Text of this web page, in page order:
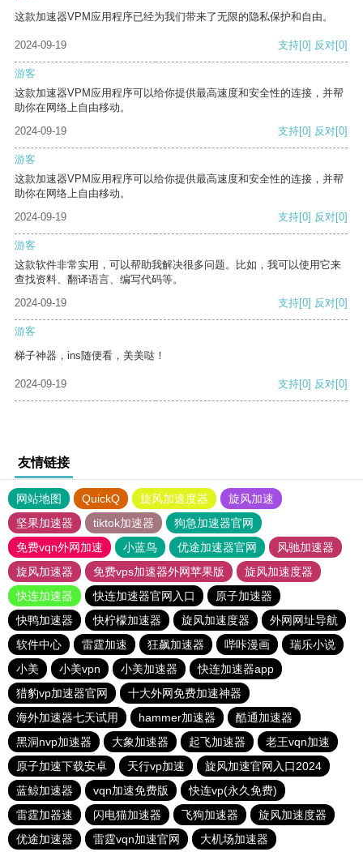
这款加速器VPM应用程序已经为我们带来了无限的隐私保护和自由。
2024-09-19 支持[0] 反对[0]
游客
这款加速器VPM应用程序可以给你提供最高速度和安全性的连接，并帮
助你在网络上自由移动。
2024-09-19
支持[0] 反对[0]
游客
这款加速器VPM应用程序可以给你提供最高速度和安全性的连接，并帮
助你在网络上自由移动。
2024-09-19
支持[0] 反对[0]
游客
这款软件非常实用，可以帮助我解决很多问题。比如，我可以使用它来
查找资料、翻译语言、编写代码等。
2024-09-19
支持[0] 反对[0]
游客
梯子神器，ins随便看，美美哒！
2024-09-19 支持[0] 反对[0]
友情链接
网站地图 QuickQ 旋风加速度器
旋风加速
坚果加速器
tiktok加速器
狗急加速器官网
免费vqn外网加速
小蓝鸟 优途加速器官网
风驰加速器
旋风加速器
免费vps加速器外网苹果版
旋风加速度器
快连加速器
快连加速器官网入口
原子加速器
快鸭加速器
快柠檬加速器 旋风加速度器
外网网址导航
软件中心
雷霆加速 狂飙加速器 哔咔漫画
瑞乐小说
小美
小美vpn 小美加速器
快连加速器app
猎豹vp加速器官网
十大外网免费加速神器
海外加速器七天试用
hammer加速器
酷通加速器
黑洞nvp加速器
大象加速器 起飞加速器
老王vqn加速
原子加速下载安卓
天行vp加速
旋风加速官网入口2024
蓝鲸加速器
vqn加速免费版
快连vp(永久免费)
雷霆加器速
闪电猫加速器 飞狗加速器
旋风加速度器
优途加速器
雷霆vqn加速官网 大机场加速器